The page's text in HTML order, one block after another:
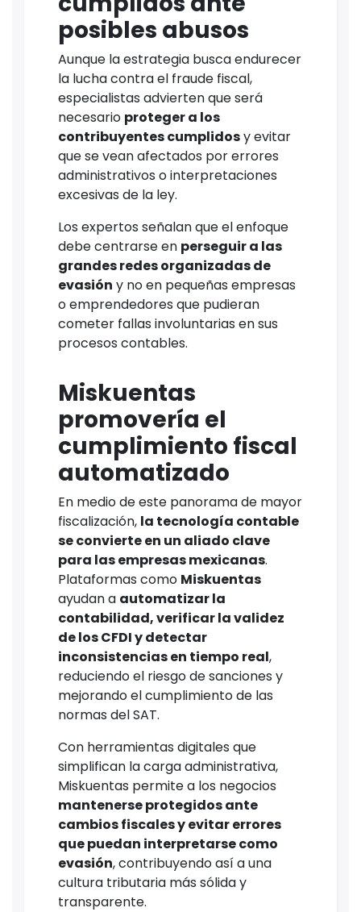
posibles abusos
Aunque la estrategia busca endurecer
la lucha contra el fraude fiscal,
especialistas advierten que será
necesario proteger a los
contribuyentes cumplidosy evitar
que se vean afectados por errores
administrativos o interpretaciones
excesivas de la ley.
Los expertos señalan que el enfoque
debe centrarse en perseguir a las
grandes redes organizadas de
evasión y no en pequeñas empresas
o emprendedores que pudieran
cometer fallas involuntarias en sus
procesos contables.
Miskuentas
promovería el
cumplimiento fiscal
automatizado
En medio de este panorama de mayor
fiscalización, la tecnología contable
se convierte en un aliado clave
para las empresas mexicanas.
Plataformas como Miskuentas
ayudan a automatizar la
contabilidad, verificar la validez
de los CFDI y detectar
inconsistencias en tiempo real,
reduciendo el riesgo de sanciones y
mejorando el cumplimiento de las
normas del SAT.
Con herramientas digitales que
simplifican la carga administrativa,
Miskuentas permite a los negocios
mantenerse protegidos ante
cambios fiscales y evitar errores
que puedan interpretarse como
evasión, contribuyendo así a una
cultura tributaria más sólida y
transparente.